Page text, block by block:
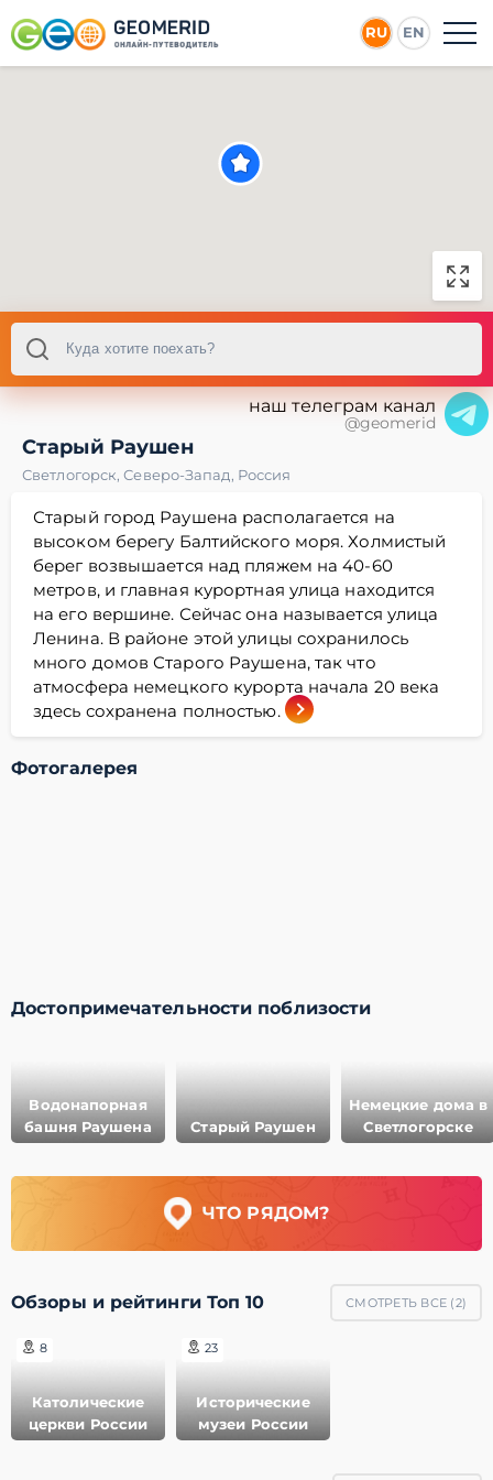
RU EN
наш телеграм канал
@geomerid
Старый Раушен
Светлогорск,Северо-Запад, Россия
Старый город Раушена располагается на
высоком берегу Балтийского моря. Холмистый
берег возвышается над пляжем на 40-60
метров, и главная курортная улица находится
на его вершине. Сейчас она называется улица
Ленина. В районе этой улицы сохранилось
много домов Старого Раушена, так что
атмосфера немецкого курорта начала 20 века
здесь сохранена полностью.
Фотогалерея
Достопримечательности поблизости
Водонапорная
башня Раушена
Старый Раушен
Немецкие дома в
Светлогорске
ЧТО РЯДОМ?
Обзоры и рейтинги Топ 10 СМОТРЕТЬ ВСЕ (2)
8
Католические
церкви России
23
Исторические
музеи России